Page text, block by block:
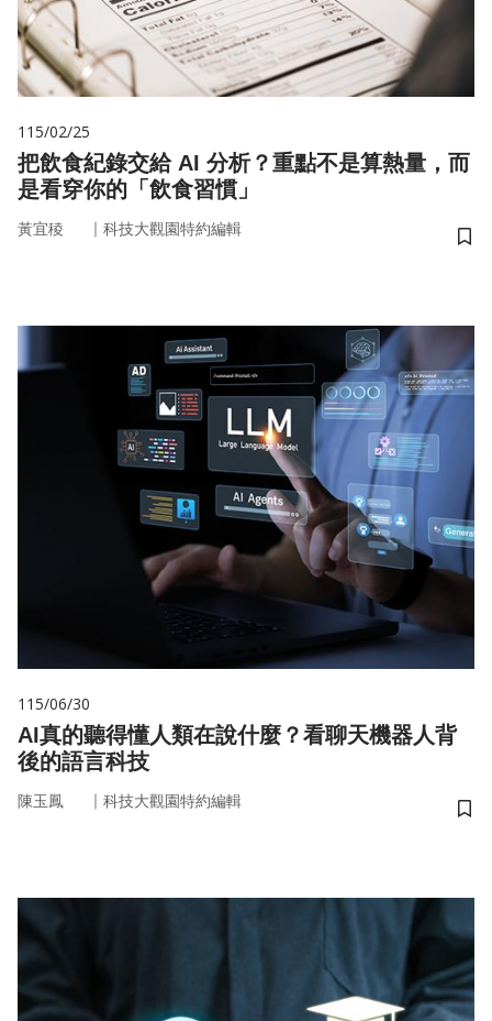
115/02/25
把飲食紀錄交給 AI 分析？重點不是算熱量，而
是看穿你的「飲食習慣」
黃宜稜 ｜ 科技大觀園特約編輯
儲
115/06/30
AI真的聽得懂人類在說什麼？看聊天機器人背
後的語言科技
陳玉鳳 ｜ 科技大觀園特約編輯
儲